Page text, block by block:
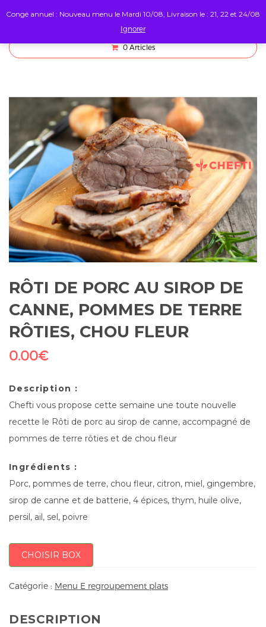
0 Articles
RÔTI DE PORC AU SIROP DE
CANNE, POMMES DE TERRE
RÔTIES, CHOU FLEUR
0.00€
Description :
Chefti vous propose cette semaine une toute nouvelle
recette le Rôti de porc au sirop de canne, accompagné de
pommes de terre rôties et de chou fleur
Ingrédients :
Porc, pommes de terre, chou fleur, citron, miel, gingembre,
sirop de canne et de batterie, 4 épices, thym, huile olive,
persil, ail, sel, poivre
CHOISIR BOX
Catégorie : Menu E regroupement plats
DESCRIPTION
Congé annuel : Nouveau menu le Mardi 10/08, Livraison le : 21, 22 et 24/08
Ignorer